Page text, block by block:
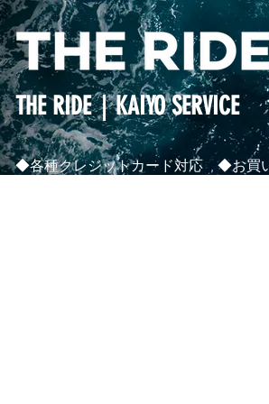
THE RIDE｜KAIYO SERVICE
◆各種クレジットカード対応 ◆お買